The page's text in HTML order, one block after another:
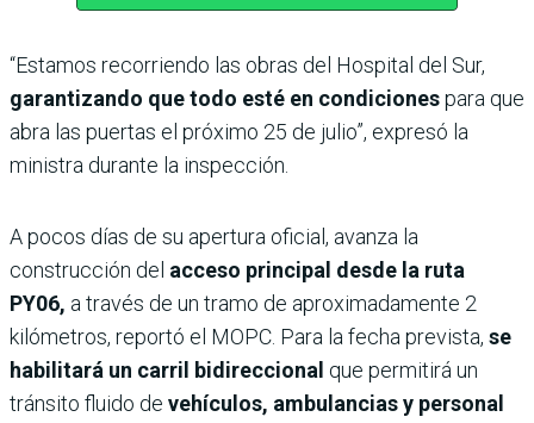
“Estamos recorriendo las obras del Hospital del Sur,
garantizando que todo esté en condicionespara que
abra las puertas el próximo 25 de julio”, expresó la
ministra durante la inspección.
A pocos días de su apertura oficial, avanza la
construcción del acceso principal desde la ruta
PY06, a través de un tramo de aproximadamente 2
kilómetros, reportó el MOPC. Para la fecha prevista, se
habilitará un carril bidireccional que permitirá un
tránsito fluido de vehículos, ambulancias y personal